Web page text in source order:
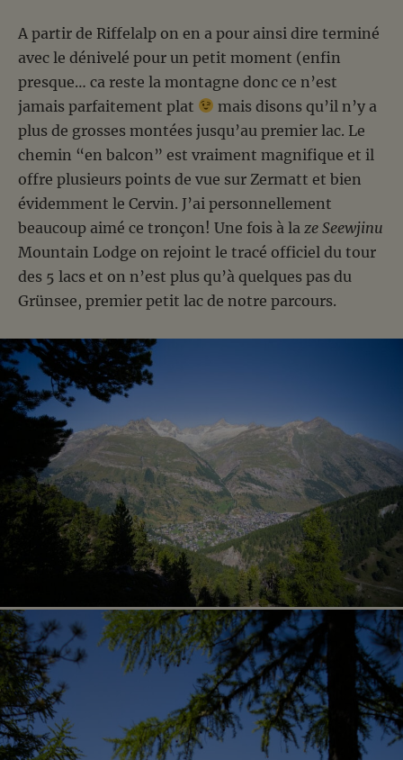
A partir de Riffelalp on en a pour ainsi dire terminé
avec le dénivelé pour un petit moment (enfin
presque… ca reste la montagne donc ce n’est
jamais parfaitement plat
mais disons qu’il n’y a
plus de grosses montées jusqu’au premier lac. Le
chemin “en balcon” est vraiment magnifique et il
offre plusieurs points de vue sur Zermatt et bien
évidemment le Cervin. J’ai personnellement
beaucoup aimé ce tronçon! Une fois à la ze Seewjinu
Mountain Lodge on rejoint le tracé officiel du tour
des 5 lacs et on n’est plus qu’à quelques pas du
Grünsee, premier petit lac de notre parcours.